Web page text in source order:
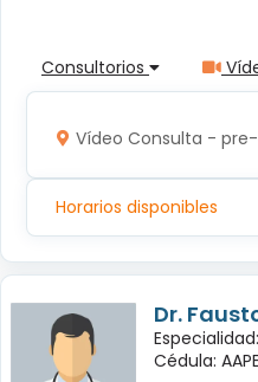
Consultorios
Vídeo Consulta -
Horarios disponibles
Dr.
Cédula: